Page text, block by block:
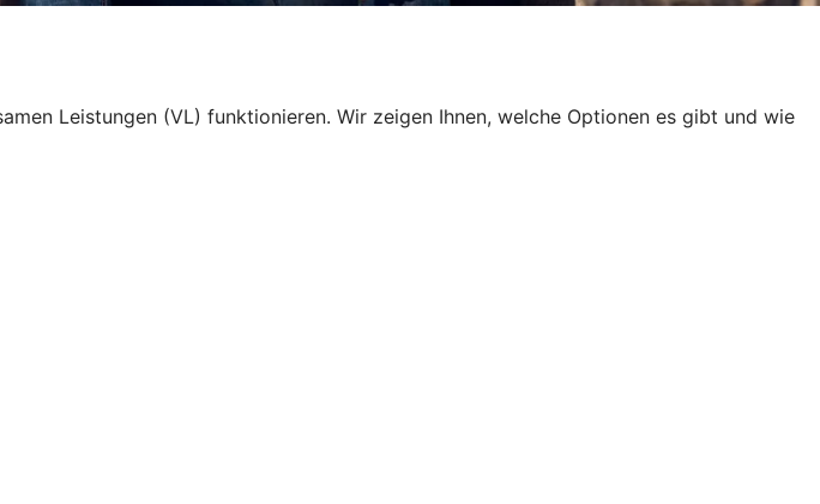
Leistungen (VL) funktionieren. Wir zeigen Ihnen, welche Optionen es gibt und wie